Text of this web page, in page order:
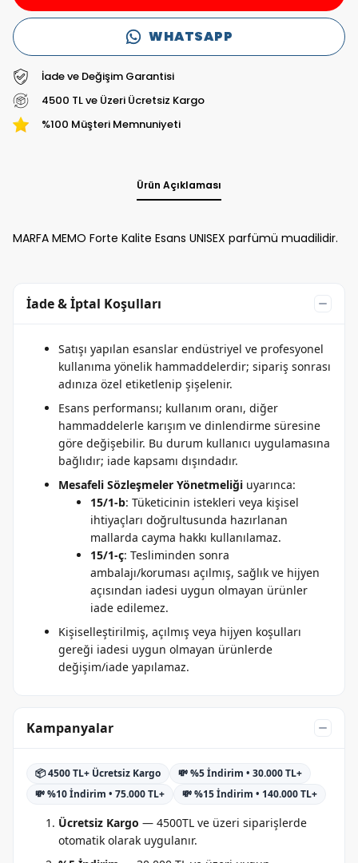
WHATSAPP
İade ve Değişim Garantisi
4500 TL ve Üzeri Ücretsiz Kargo
%100 Müşteri Memnuniyeti
Ürün Açıklaması
MARFA MEMO Forte Kalite Esans UNISEX parfümü muadilidir.
İade & İptal Koşulları
Satışı yapılan esanslar endüstriyel ve profesyonel
kullanıma yönelik hammaddelerdir; sipariş sonrası
adınıza özel etiketlenip şişelenir.
Esans performansı; kullanım oranı, diğer
hammaddelerle karışım ve dinlendirme süresine
göre değişebilir. Bu durum kullanıcı uygulamasına
bağlıdır; iade kapsamı dışındadır.
Mesafeli Sözleşmeler Yönetmeliği uyarınca:
15/1-b: Tüketicinin istekleri veya kişisel
ihtiyaçları doğrultusunda hazırlanan
mallarda cayma hakkı kullanılamaz.
15/1-ç: Tesliminden sonra
ambalajı/koruması açılmış, sağlık ve hijyen
açısından iadesi uygun olmayan ürünler
iade edilemez.
Kişiselleştirilmiş, açılmış veya hijyen koşulları
gereği iadesi uygun olmayan ürünlerde
değişim/iade yapılamaz.
Kampanyalar
📦 4500 TL+ Ücretsiz Kargo
💸 %5 İndirim • 30.000 TL+
💸 %10 İndirim • 75.000 TL+
💸 %15 İndirim • 140.000 TL+
Ücretsiz Kargo — 4500TL ve üzeri siparişlerde
otomatik olarak uygulanır.